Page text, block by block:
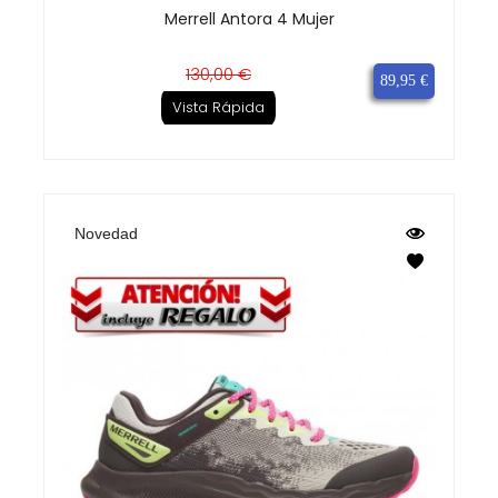
Merrell Antora 4 Mujer
Precio
base
130,00 €Precio 89,95 €
Vista Rápida
Novedad